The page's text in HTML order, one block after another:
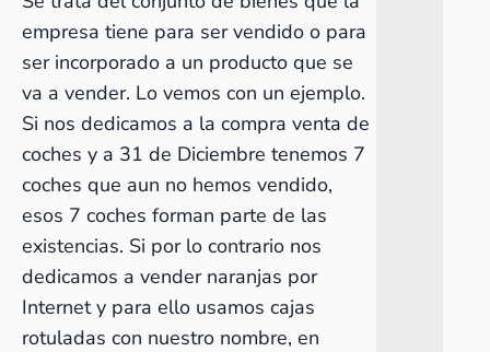
empresa tiene para ser vendido o para
ser incorporado a un producto que se
va a vender. Lo vemos con un ejemplo.
Si nos dedicamos a la compra venta de
coches y a 31 de Diciembre tenemos 7
coches que aun no hemos vendido,
esos 7 coches forman parte de las
existencias. Si por lo contrario nos
dedicamos a vender naranjas por
Internet y para ello usamos cajas
rotuladas con nuestro nombre, en